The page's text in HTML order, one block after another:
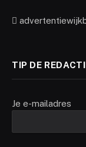
TIP DE
Je e-mailadres